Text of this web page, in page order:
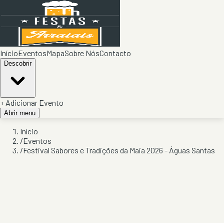
InícioEventosMapaSobre NósContacto
Descobrir
+ Adicionar Evento
Abrir menu
Início
/Eventos
/Festival Sabores e Tradições da Maia 2026 - Águas Santas